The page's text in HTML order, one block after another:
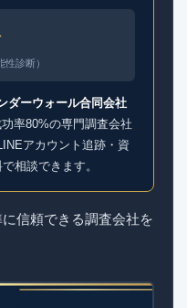
診断）
ダーウォール合同会社
率80%の専門調査会社
アカウント追跡・資
相談できます。
信頼できる調査会社を